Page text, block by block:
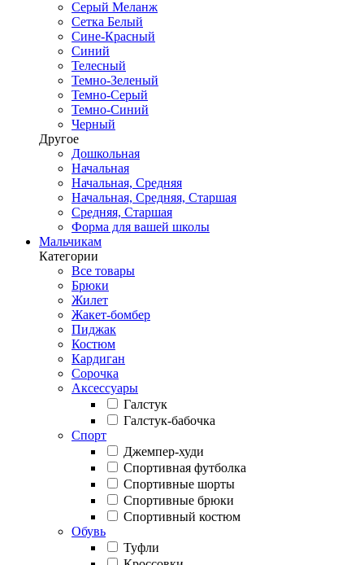
Серый Меланж
Сетка Белый
Сине-Красный
Синий
Телесный
Темно-Зеленый
Темно-Серый
Темно-Синий
Черный
Другое
Дошкольная
Начальная
Начальная, Средняя
Начальная, Средняя, Старшая
Средняя, Старшая
Форма для вашей школы
Мальчикам
Категории
Все товары
Брюки
Жилет
Жакет-бомбер
Пиджак
Костюм
Кардиган
Сорочка
Аксессуары
Галстук
Галстук-бабочка
Спорт
Джемпер-худи
Спортивная футболка
Спортивные шорты
Спортивные брюки
Спортивный костюм
Обувь
Туфли